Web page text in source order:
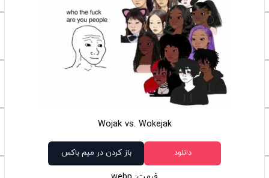
Wojak vs. Wokejak
دانلود باز کردن در میم باکس